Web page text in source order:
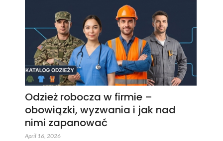
Odzież robocza w firmie –
obowiązki, wyzwania i jak nad
nimi zapanować
April 16, 2026